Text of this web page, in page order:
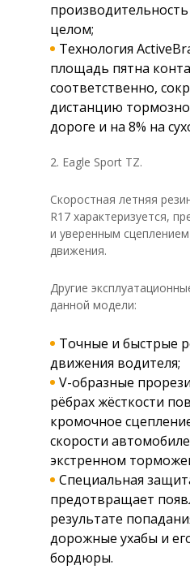
целом;
Технология
площадь пятна
соответственно,
дистанцию
дороге и на 8% на
2. Eagle Sport TZ.
Скоростная летняя
R17 характеризуется,
и уверенным
движения.
Другие
данной модели:
Точные и быстрые
движения водителя;
V-образные
рёбрах жёсткости
кромочное
скорости
экстренном
Специальная
предотвращает
результате
дорожные ухабы и
бордюры.